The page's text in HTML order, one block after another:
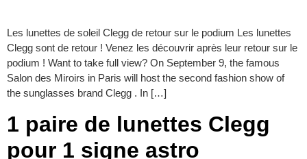
Les lunettes de soleil Clegg de retour sur le podium Les lunettes
Clegg sont de retour ! Venez les découvrir après leur retour sur le
podium ! Want to take full view? On September 9, the famous
Salon des Miroirs in Paris will host the second fashion show of
the sunglasses brand Clegg . In […]
1 paire de lunettes Clegg
pour 1 signe astro